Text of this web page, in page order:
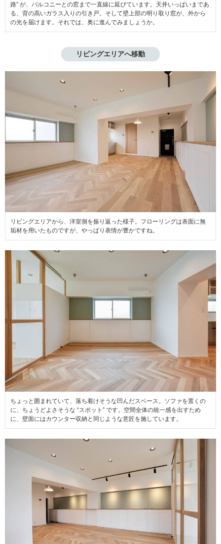
路” が、バルコニーとの窓まで一直線に延びています。天井いっぱいまであ
る、背の高いガラス入りの引き戸。そして壁上部の明り取り窓が、外から
の光を届けます。それでは、奥に進んでみましょうか。
リビングエリアへ移動
リビングエリアから、洋室側を振り返った様子。フローリングは表面に無
垢材を用いたものですが、やっぱり表情が豊かですね。
ちょっと囲まれていて、落ち着けそうな凹んだスペース。ソファを置くの
に、ちょうどよさそうな “スポット” です。空間全体の統一感を出すため
に、壁面にはカウンター収納と同じような意匠を施しています。